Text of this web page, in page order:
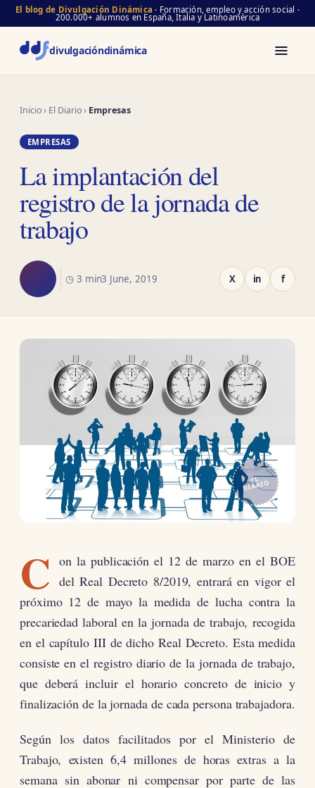
El blog de Divulgación Dinámica · Formación, empleo y acción social ·
200.000+ alumnos en España, Italia y Latinoamérica
divulgacióndinámica
Inicio› El Diario› Empresas
EMPRESAS
La implantación del
registro de la jornada de
trabajo
◷ 3 min3 June, 2019 X in f
EL
DIARIO
C on la publicación el 12 de marzo en el BOE
del Real Decreto 8/2019, entrará en vigor el
próximo 12 de mayo la medida de lucha contra la
precariedad laboral en la jornada de trabajo, recogida
en el capítulo III de dicho Real Decreto. Esta medida
consiste en el registro diario de la jornada de trabajo,
que deberá incluir el horario concreto de inicio y
finalización de la jornada de cada persona trabajadora.
Según los datos facilitados por el Ministerio de
Trabajo, existen 6,4 millones de horas extras a la
semana sin abonar ni compensar por parte de las